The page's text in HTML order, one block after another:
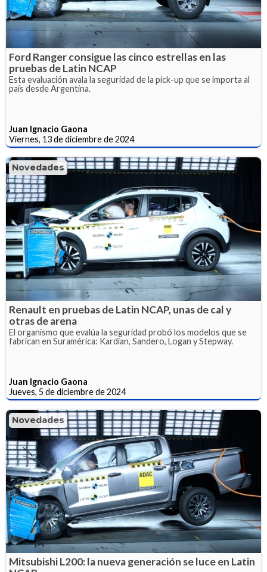
Ford Ranger consigue las cinco estrellas en las
pruebas de Latin NCAP
Esta evaluación avala la seguridad de la pick-up que se importa al
país desde Argentina.
Juan Ignacio Gaona
Viernes, 13 de diciembre de 2024
Novedades
Renault en pruebas de Latin NCAP, unas de cal y
otras de arena
El organismo que evalúa la seguridad probó los modelos que se
fabrican en Suramérica: Kardian, Sandero, Logan y Stepway.
Juan Ignacio Gaona
Jueves, 5 de diciembre de 2024
Novedades
Mitsubishi L200: la nueva generación se luce en Latin